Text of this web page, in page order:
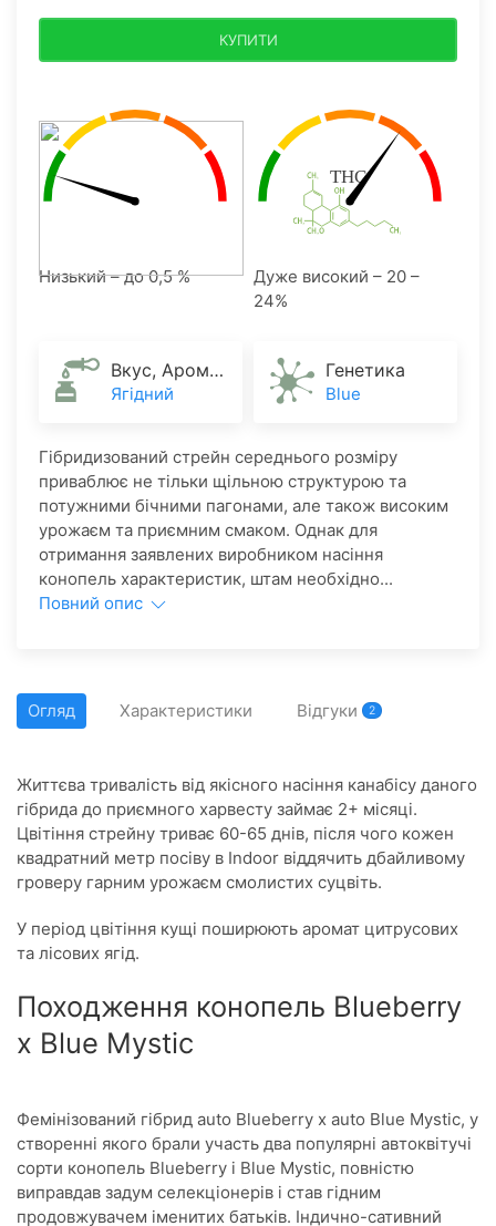
КУПИТИ
Низький – до 0,5 %
Дуже високий – 20 –
24%
Вкус, Аромат
Ягідний
Генетика
Blue
Гібридизований стрейн середнього розміру
приваблює не тільки щільною структурою та
потужними бічними пагонами, але також високим
урожаєм та приємним смаком. Однак для
отримання заявлених виробником насіння
конопель характеристик, штам необхідно...
Повний опис
Огляд Характеристики Відгуки 2
Життєва тривалість від якісного насіння канабісу даного
гібрида до приємного харвесту займає 2+ місяці.
Цвітіння стрейну триває 60-65 днів, після чого кожен
квадратний метр посіву в Indoor віддячить дбайливому
гроверу гарним урожаєм смолистих суцвіть.
У період цвітіння кущі поширюють аромат цитрусових
та лісових ягід.
Походження конопель Blueberry
x Blue Mystic
Фемінізований гібрид auto Blueberry x auto Blue Mystic, у
створенні якого брали участь два популярні автоквітучі
сорти конопель Blueberry і Blue Mystic, повністю
виправдав задум селекціонерів і став гідним
продовжувачем іменитих батьків. Індично-сативний